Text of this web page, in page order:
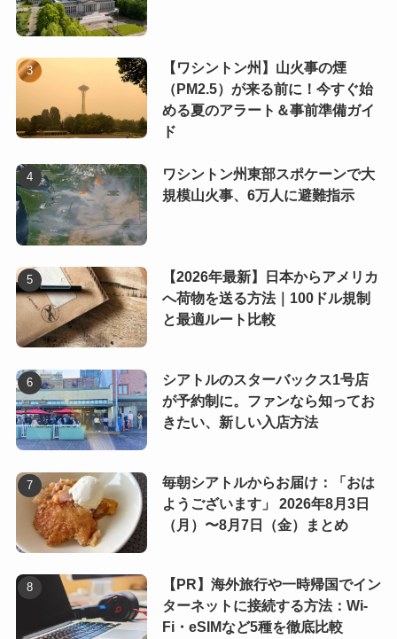
【ワシントン州】山火事の煙
（PM2.5）が来る前に！今すぐ始
める夏のアラート＆事前準備ガイ
ド
ワシントン州東部スポケーンで大
規模山火事、6万人に避難指示
【2026年最新】日本からアメリカ
へ荷物を送る方法｜100ドル規制
と最適ルート比較
シアトルのスターバックス1号店
が予約制に。ファンなら知ってお
きたい、新しい入店方法
毎朝シアトルからお届け：「おは
ようございます」 2026年8月3日
（月）〜8月7日（金）まとめ
【PR】海外旅行や一時帰国でイン
ターネットに接続する方法：Wi-
Fi・eSIMなど5種を徹底比較